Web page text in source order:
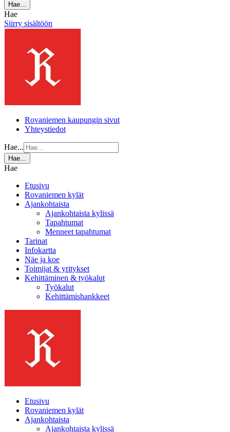
Hae...
Hae
Siirry sisältöön
Rovaniemen kaupungin sivut
Yhteystiedot
Hae...
Hae...
Hae
Etusivu
Rovaniemen kylät
Ajankohtaista
Ajankohtaista kylissä
Tapahtumat
Menneet tapahtumat
Tarinat
Infokartta
Näe ja koe
Toimijat & yritykset
Kehittäminen & työkalut
Työkalut
Kehittämishankkeet
Etusivu
Rovaniemen kylät
Ajankohtaista
Ajankohtaista kylissä